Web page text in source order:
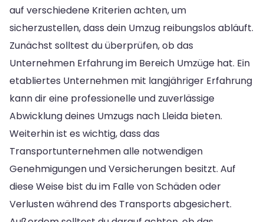
auf verschiedene Kriterien achten, um
sicherzustellen, dass dein Umzug reibungslos abläuft.
Zunächst solltest du überprüfen, ob das
Unternehmen Erfahrung im Bereich Umzüge hat. Ein
etabliertes Unternehmen mit langjähriger Erfahrung
kann dir eine professionelle und zuverlässige
Abwicklung deines Umzugs nach Lleida bieten.
Weiterhin ist es wichtig, dass das
Transportunternehmen alle notwendigen
Genehmigungen und Versicherungen besitzt. Auf
diese Weise bist du im Falle von Schäden oder
Verlusten während des Transports abgesichert.